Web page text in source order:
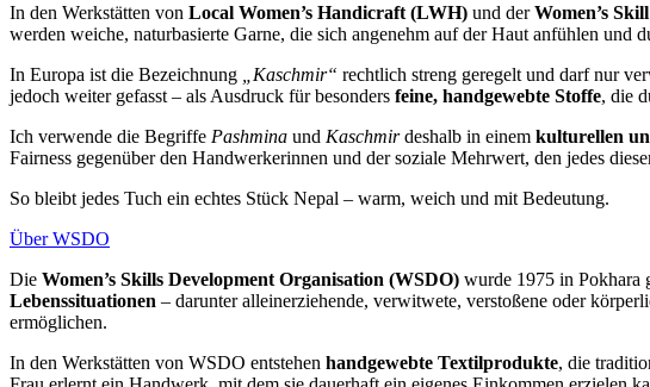
In den Werkstätten von Local Women’s Handicraft (LWH) und derWomen’s
werden weiche, naturbasierte Garne, die sich angenehm auf der Haut anfühlen und
In Europa ist die Bezeichnung
„Kaschmir“ rechtlich streng geregelt und darf nur
jedoch weiter gefasst – als Ausdruck für besonders feine, handgewebte Stoffe, die
Ich verwende die Begriffe Pashmina und Kaschmirdeshalb in einem kulturellen
Fairness gegenüber den Handwerkerinnen und der soziale Mehrwert, den jedes
So bleibt jedes Tuch ein echtes Stück Nepal – warm, weich und mit Bedeutung.
Über WSDO
Die Women’s Skills Development Organisation (WSDO) wurde 1975 in Pokhara
Lebenssituationen – darunter alleinerziehende, verwitwete, verstoßene oder
ermöglichen.
In den Werkstätten von WSDO entstehen handgewebte Textilprodukte, die